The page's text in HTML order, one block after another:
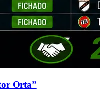
Orta”